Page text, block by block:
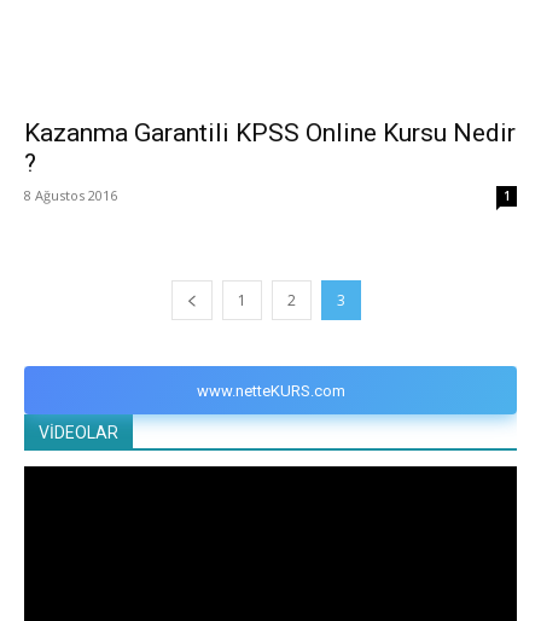
Kazanma Garantili KPSS Online Kursu Nedir
?
8 Ağustos 2016 1
1 2 3
www.netteKURS.com
VİDEOLAR